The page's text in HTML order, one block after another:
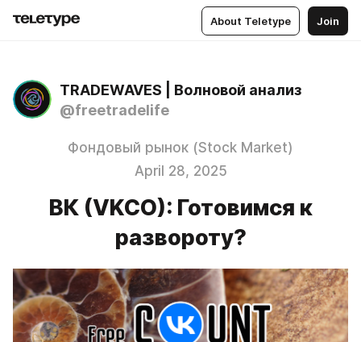
About Teletype Join
TRADEWAVES | Волновой анализ
@freetradelife
Фондовый рынок (Stock Market)
April 28, 2025
ВК (VKCO): Готовимся к
развороту?